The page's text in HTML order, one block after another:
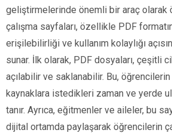
geliştirmelerinde önemli bir araç olarak
çalışma sayfaları, özellikle PDF
erişilebilirliği ve kullanım kolaylığı
sunar. İlk olarak, PDF dosyaları, çeşitli
açılabilir ve saklanabilir. Bu,
kaynaklara istedikleri zaman ve yerde
tanır. Ayrıca, eğitmenler ve aileler, bu
dijital ortamda paylaşarak öğrencilerin